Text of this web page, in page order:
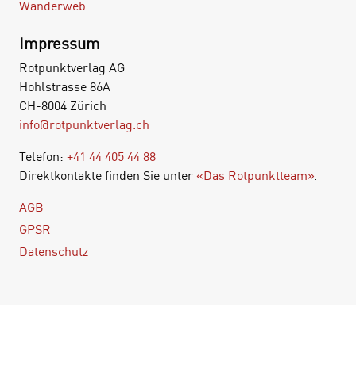
Wanderweb
Impressum
Rotpunktverlag AG
Hohlstrasse 86A
CH-8004 Zürich
info@rotpunktverlag.ch
Telefon: +41 44 405 44 88
Direktkontakte finden Sie unter «Das Rotpunktteam».
AGB
GPSR
Datenschutz